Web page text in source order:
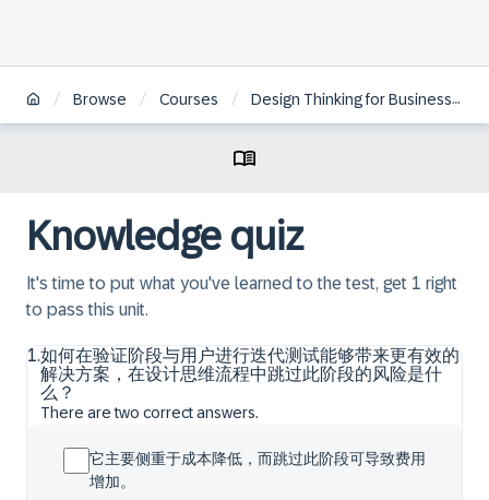
/ Browse / Courses / Design Thinking for Business Innovation - Live Experience | ZH
Knowledge quiz
It's time to put what you've learned to the test, get 1 right
to pass this unit.
1.如何在验证阶段与用户进行迭代测试能够带来更有效的
解决方案，在设计思维流程中跳过此阶段的风险是什
么？
There are two correct answers.
它主要侧重于成本降低，而跳过此阶段可导致费用
增加。